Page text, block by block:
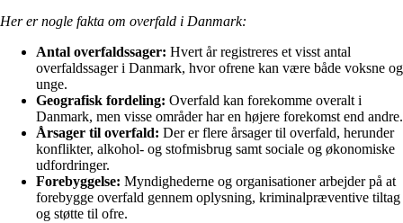
Her er nogle fakta om overfald i Danmark:
Antal overfaldssager: Hvert år registreres et visst antal
overfaldssager i Danmark, hvor ofrene kan være både voksne og
unge.
Geografisk fordeling: Overfald kan forekomme overalt i
Danmark, men visse områder har en højere forekomst end andre.
Årsager til overfald: Der er flere årsager til overfald, herunder
konflikter, alkohol- og stofmisbrug samt sociale og økonomiske
udfordringer.
Forebyggelse: Myndighederne og organisationer arbejder på at
forebygge overfald gennem oplysning, kriminalpræventive tiltag
og støtte til ofre.